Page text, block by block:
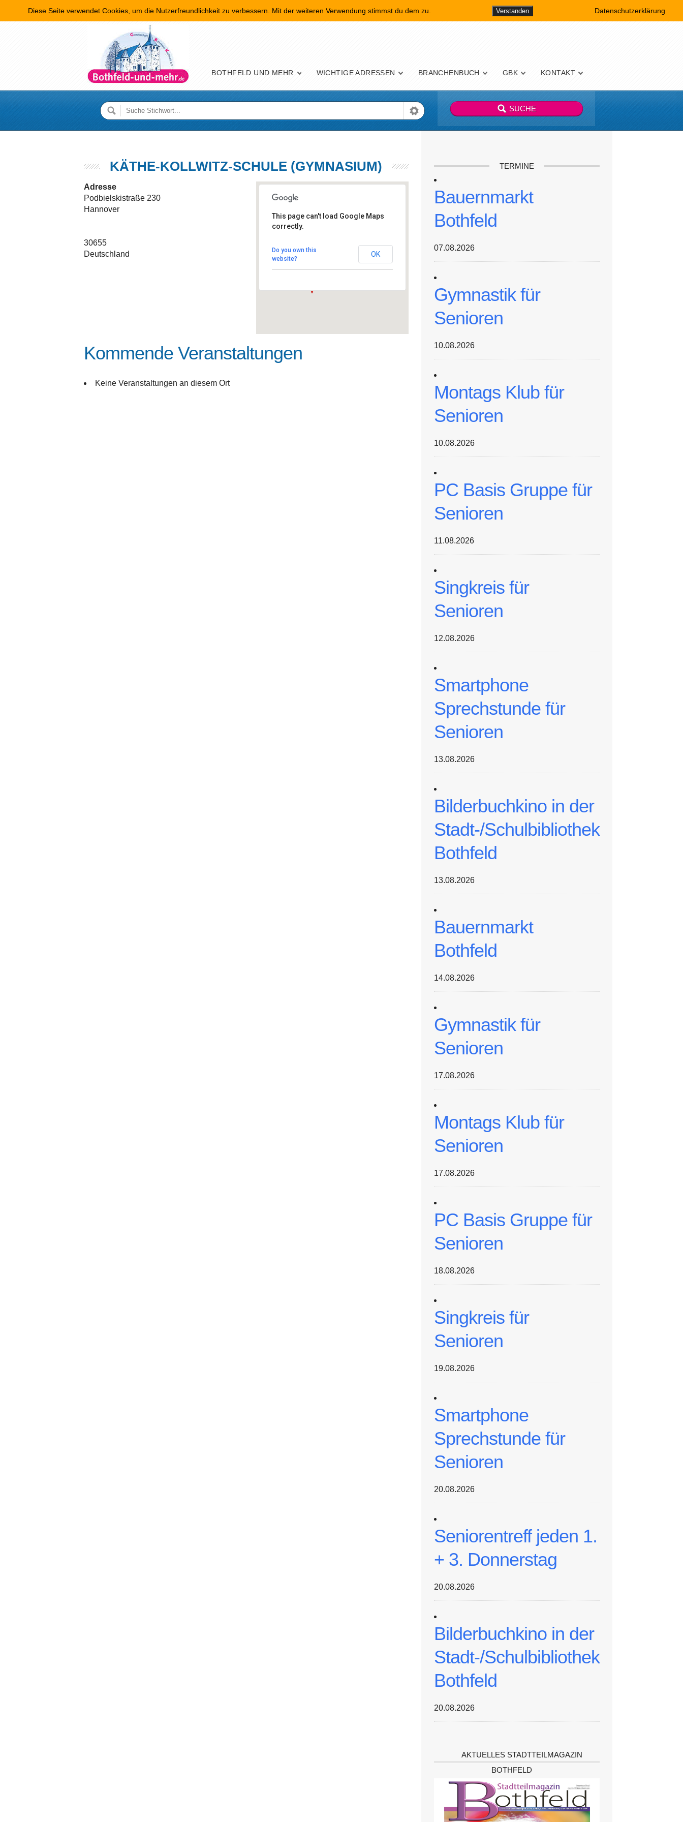
Hauptmenü
BOTHFELD UND MEHR WICHTIGE ADRESSEN BRANCHENBUCH GBK KONTAKT
KÄTHE-KOLLWITZ-SCHULE (GYMNASIUM)
Käthe-Kollwitz-Schule
Hannover
Veranstaltungen
This page can't load Google Maps
correctly.
Do you own this
website?
OK
Adresse
Podbielskistraße 230
Hannover
30655
Deutschland
Kommende Veranstaltungen
Keine Veranstaltungen an diesem Ort
TERMINE
Bauernmarkt
Bothfeld
07.08.2026
Gymnastik für
Senioren
10.08.2026
Montags Klub für
Senioren
10.08.2026
PC Basis Gruppe für
Senioren
11.08.2026
Singkreis für
Senioren
12.08.2026
Smartphone
Sprechstunde für
Senioren
13.08.2026
Bilderbuchkino in der
Stadt-/Schulbibliothek
Bothfeld
13.08.2026
Bauernmarkt
Bothfeld
14.08.2026
Gymnastik für
Senioren
17.08.2026
Montags Klub für
Senioren
17.08.2026
PC Basis Gruppe für
Senioren
18.08.2026
Singkreis für
Senioren
19.08.2026
Smartphone
Sprechstunde für
Senioren
20.08.2026
Seniorentreff jeden 1.
+ 3. Donnerstag
20.08.2026
Bilderbuchkino in der
Stadt-/Schulbibliothek
Bothfeld
20.08.2026
AKTUELLES STADTTEILMAGAZIN
BOTHFELD
Diese Seite verwendet Cookies, um die Nutzerfreundlichkeit zu verbessern. Mit der weiteren Verwendung stimmst du dem zu. Verstanden Datenschutzerklärung